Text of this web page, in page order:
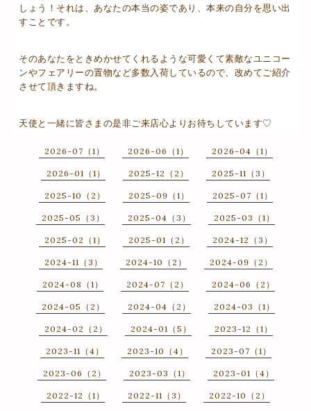
しょう！それは、あなたの本当の姿であり、本来の自分を思い出
すことです。
そのあなたをときめかせてくれるような可愛くて素敵なユニコー
ンやフェアリーの置物など多数入荷しているので、改めてご紹介
させて頂きますね。
天使と一緒に皆さまの是非ご来店心よりお待ちしています♡
2026-07（1） 2026-06（1） 2026-04（1）
2026-01（1） 2025-12（2） 2025-11（3）
2025-10（2） 2025-09（1） 2025-07（1）
2025-05（3） 2025-04（3） 2025-03（1）
2025-02（1） 2025-01（2） 2024-12（3）
2024-11（3） 2024-10（2） 2024-09（2）
2024-08（1） 2024-07（2） 2024-06（2）
2024-05（2） 2024-04（2） 2024-03（1）
2024-02（2） 2024-01（5） 2023-12（1）
2023-11（4） 2023-10（4） 2023-07（1）
2023-06（2） 2023-03（1） 2023-01（4）
2022-12（1） 2022-11（3） 2022-10（2）